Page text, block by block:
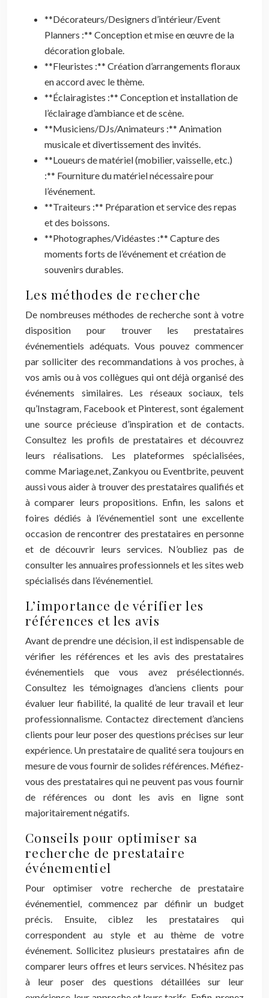
**Décorateurs/Designers d’intérieur/Event
Planners :** Conception et mise en œuvre de la
décoration globale.
**Fleuristes :** Création d’arrangements floraux
en accord avec le thème.
**Éclairagistes :** Conception et installation de
l’éclairage d’ambiance et de scène.
**Musiciens/DJs/Animateurs :** Animation
musicale et divertissement des invités.
**Loueurs de matériel (mobilier, vaisselle, etc.)
:** Fourniture du matériel nécessaire pour
l’événement.
**Traiteurs :** Préparation et service des repas
et des boissons.
**Photographes/Vidéastes :** Capture des
moments forts de l’événement et création de
souvenirs durables.
Les méthodes de recherche
De nombreuses méthodes de recherche sont à votre
disposition pour trouver les prestataires
événementiels adéquats. Vous pouvez commencer
par solliciter des recommandations à vos proches, à
vos amis ou à vos collègues qui ont déjà organisé des
événements similaires. Les réseaux sociaux, tels
qu’Instagram, Facebook et Pinterest, sont également
une source précieuse d’inspiration et de contacts.
Consultez les profils de prestataires et découvrez
leurs réalisations. Les plateformes spécialisées,
comme Mariage.net, Zankyou ou Eventbrite, peuvent
aussi vous aider à trouver des prestataires qualifiés et
à comparer leurs propositions. Enfin, les salons et
foires dédiés à l’événementiel sont une excellente
occasion de rencontrer des prestataires en personne
et de découvrir leurs services. N’oubliez pas de
consulter les annuaires professionnels et les sites web
spécialisés dans l’événementiel.
L’importance de vérifier les
références et les avis
Avant de prendre une décision, il est indispensable de
vérifier les références et les avis des prestataires
événementiels que vous avez présélectionnés.
Consultez les témoignages d’anciens clients pour
évaluer leur fiabilité, la qualité de leur travail et leur
professionnalisme. Contactez directement d’anciens
clients pour leur poser des questions précises sur leur
expérience. Un prestataire de qualité sera toujours en
mesure de vous fournir de solides références. Méfiez-
vous des prestataires qui ne peuvent pas vous fournir
de références ou dont les avis en ligne sont
majoritairement négatifs.
Conseils pour optimiser sa
recherche de prestataire
événementiel
Pour optimiser votre recherche de prestataire
événementiel, commencez par définir un budget
précis. Ensuite, ciblez les prestataires qui
correspondent au style et au thème de votre
événement. Sollicitez plusieurs prestataires afin de
comparer leurs offres et leurs services. N’hésitez pas
à leur poser des questions détaillées sur leur